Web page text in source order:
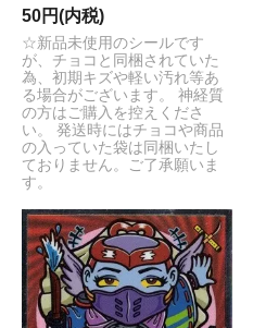
50円(内税)
☆新品未使用のシールです
が、チョコと同梱されていた
為、初期キズや軽い汚れ等あ
る場合がございます。 神経質
の方はご購入を控えくださ
い。 発送時にはチョコや商品
の入っていた袋は同梱いたし
ておりません。ご了承願いま
す。